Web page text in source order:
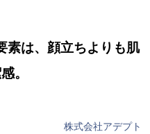
素は、顔立ちよりも肌
。
株式会社アデプト